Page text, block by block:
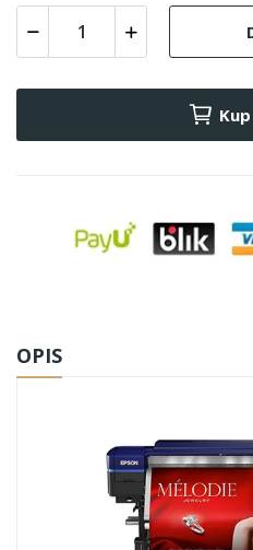
OPIS